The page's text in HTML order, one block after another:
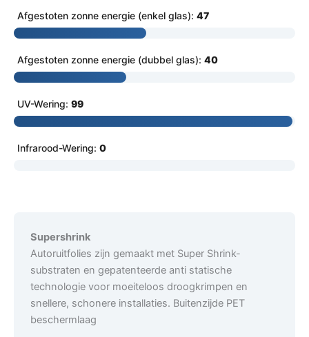
Afgestoten zonne energie (enkel glas): 47
Afgestoten zonne energie (dubbel glas): 40
UV-Wering: 99
Infrarood-Wering: 0
Supershrink
Autoruitfolies zijn gemaakt met Super Shrink-
substraten en gepatenteerde anti statische
technologie voor moeiteloos droogkrimpen en
snellere, schonere installaties. Buitenzijde PET
beschermlaag